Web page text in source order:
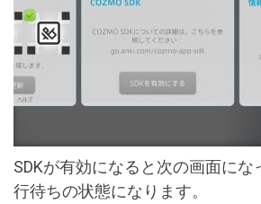
SDKが有効になると次の画面にな
行待ちの状態になります。